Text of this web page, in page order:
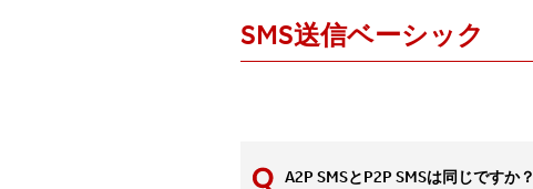
SMS送信ベーシック
A2P SMSとP2P SMSは同じですか？